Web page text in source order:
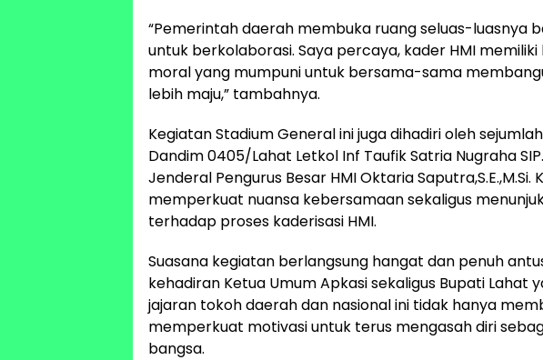
“Pemerintah daerah membuka ruang seluas-luasnya
untuk berkolaborasi. Saya percaya, kader HMI
moral yang mumpuni untuk bersama-sama
lebih maju,” tambahnya.
Kegiatan Stadium General ini juga dihadiri oleh
Dandim 0405/Lahat Letkol Inf Taufik Satria Nugraha
Jenderal Pengurus Besar HMI Oktaria
memperkuat nuansa kebersamaan sekaligus
terhadap proses kaderisasi HMI.
Suasana kegiatan berlangsung hangat dan penuh
kehadiran Ketua Umum Apkasi sekaligus Bupati Lahat
jajaran tokoh daerah dan nasional ini tidak hanya
memperkuat motivasi untuk terus mengasah diri
bangsa.